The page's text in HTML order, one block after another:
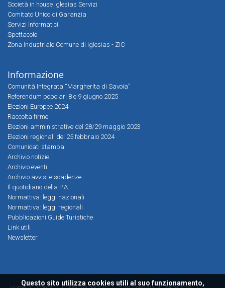
Questo sito utilizza cookies utili al suo funzionamento,
Società in house Iglesias Servizi
Comitato Unico di Garanzia
Servizi Informatici
Spettacolo
Zona Industriale Comune di Iglesias - ZIC
Informazione
Comunità Integrata “Margherita di Savoia”
Referendum popolari 8 e 9 giugno 2025
Elezioni Europee 2024
Raccolta firme
Elezioni amministrative del 28/29 maggio 2023
Elezioni regionali del 25 febbraio 2024
Comunicati stampa
Archivio notizie
Archivio eventi
Archivio avvisi e scadenze
Il quotidiano della P.A.
Normattiva: leggi nazionali
Normattiva: leggi regionali
Pubblicazioni Guide Turistiche
Link utili
Newsletter